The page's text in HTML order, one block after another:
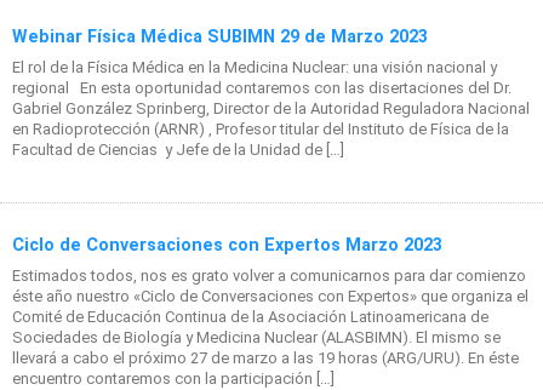
Webinar Física Médica SUBIMN 29 de Marzo 2023
El rol de la Física Médica en la Medicina Nuclear: una visión nacional y
regional En esta oportunidad contaremos con las disertaciones del Dr.
Gabriel González Sprinberg, Director de la Autoridad Reguladora Nacional
en Radioprotección (ARNR) , Profesor titular del Instituto de Física de la
Facultad de Ciencias y Jefe de la Unidad de […]
Ciclo de Conversaciones con Expertos Marzo 2023
Estimados todos, nos es grato volver a comunicarnos para dar comienzo
éste año nuestro «Ciclo de Conversaciones con Expertos» que organiza el
Comité de Educación Continua de la Asociación Latinoamericana de
Sociedades de Biología y Medicina Nuclear (ALASBIMN). El mismo se
llevará a cabo el próximo 27 de marzo a las 19 horas (ARG/URU). En éste
encuentro contaremos con la participación […]